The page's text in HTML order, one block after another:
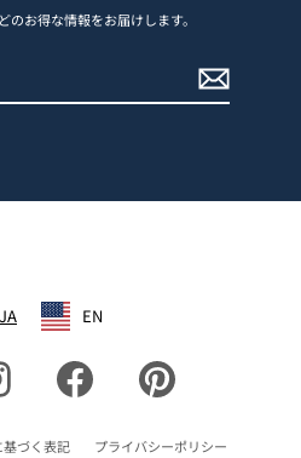
のお得な情報をお届けします。
JA EN
Instagram Facebook
づく表記 プライバシーポリシー